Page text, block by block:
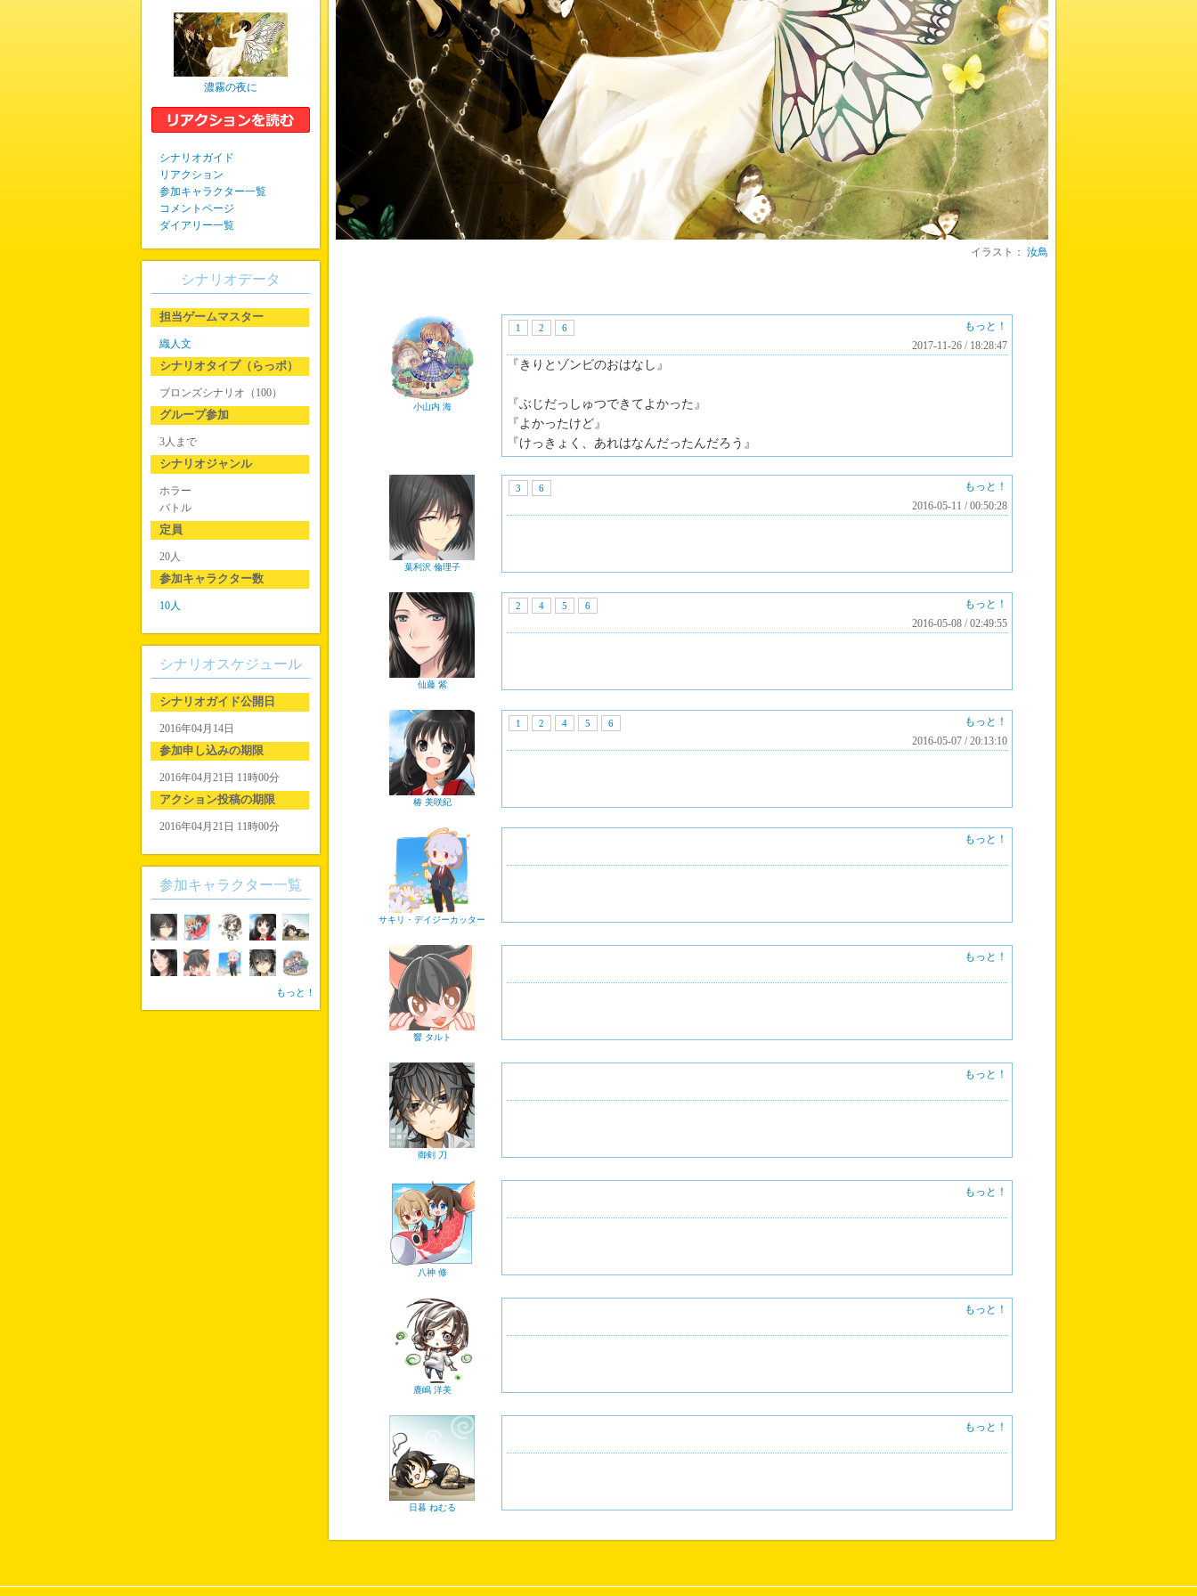
イラスト： 汝鳥
小山内 海
1 2 6
もっと！
2017-11-26 / 18:28:47
『きりとゾンビのおはなし』
『ぶじだっしゅつできてよかった』
『よかったけど』
『けっきょく、あれはなんだったんだろう』
葉利沢 倫理子
3 6
もっと！
2016-05-11 / 00:50:28
仙藤 紫
2 4 5 6
もっと！
2016-05-08 / 02:49:55
椿 美咲紀
1 2 4 5 6
もっと！
2016-05-07 / 20:13:10
サキリ・デイジーカッター
もっと！
響 タルト
もっと！
御剣 刀
もっと！
八神 修
もっと！
鹿嶋 洋美
もっと！
日暮 ねむる
もっと！
濃霧の夜に
シナリオガイド
リアクション
参加キャラクター一覧
コメントページ
ダイアリー一覧
シナリオデータ
担当ゲームマスター
織人文
シナリオタイプ（らっポ）
ブロンズシナリオ（100）
グループ参加
3人まで
シナリオジャンル
ホラー
バトル
定員
20人
参加キャラクター数
10人
シナリオスケジュール
シナリオガイド公開日
2016年04月14日
参加申し込みの期限
2016年04月21日 11時00分
アクション投稿の期限
2016年04月21日 11時00分
参加キャラクター一覧
もっと！